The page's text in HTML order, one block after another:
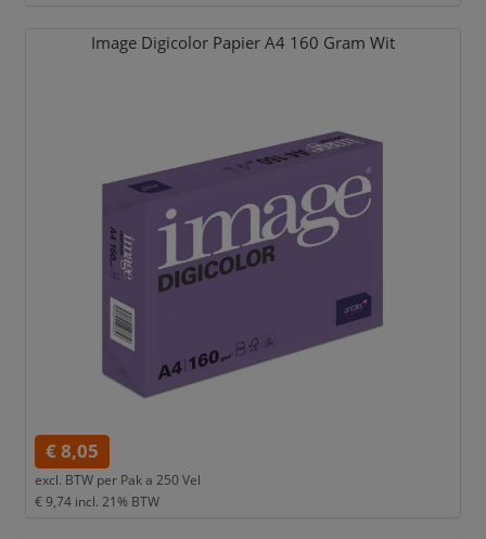
Image Digicolor Papier A4 160 Gram Wit
€ 8,05
excl. BTW per Pak a 250 Vel
€ 9,74 incl. 21% BTW